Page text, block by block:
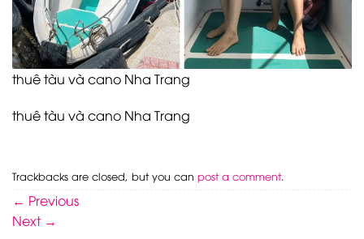
thuê tàu và cano Nha Trang
thuê tàu và cano Nha Trang
Trackbacks are closed, but you can post a comment.
← Previous
Next →